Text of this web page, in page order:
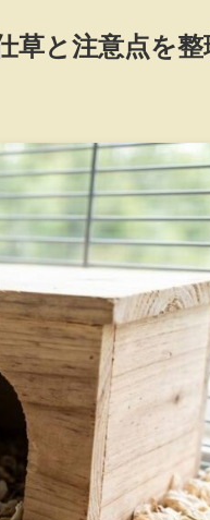
草と注意点を整